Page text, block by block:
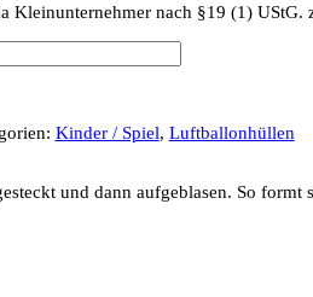
Kleinunternehmer nach §19 (1) UStG.
Kinder / Spiel, Luftballonhüllen
und dann aufgeblasen. So formt